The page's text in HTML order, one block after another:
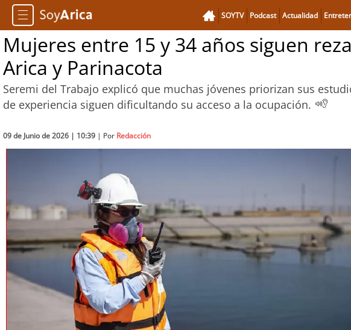
SOYTV Podcast Actualidad
Mujeres entre 15 y 34 años siguen
Arica y Parinacota
Seremi del Trabajo explicó que muchas jóvenes priorizan sus
de experiencia siguen dificultando su acceso a la ocupación.
09 de Junio de 2026 | 10:39 | Por Redacción